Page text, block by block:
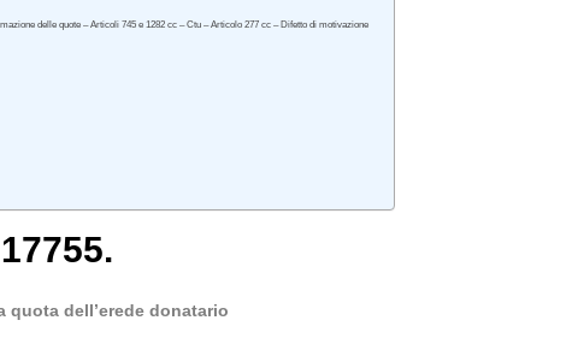
delle quote – Articoli 745 e 1282 cc – Ctu – Articolo 277 cc – Difetto di motivazione
quota dell’erede donatario